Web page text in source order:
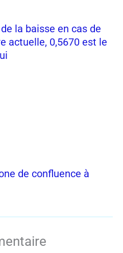
la baisse en cas de
actuelle, 0,5670 est le
de confluence à